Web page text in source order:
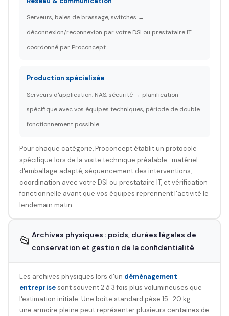
Serveurs, baies de brassage, switches →
déconnexion/reconnexion par votre DSI ou prestataire IT
coordonné par Proconcept
Production spécialisée
Serveurs d'application, NAS, sécurité → planification
spécifique avec vos équipes techniques, période de double
fonctionnement possible
Pour chaque catégorie, Proconcept établit un protocole
spécifique lors de la visite technique préalable : matériel
d'emballage adapté, séquencement des interventions,
coordination avec votre DSI ou prestataire IT, et vérification
fonctionnelle avant que vos équipes reprennent l'activité le
lendemain matin.
📂 Archives physiques : poids, durées légales de
conservation et gestion de la confidentialité
Les archives physiques lors d'un déménagement
entreprisesont souvent 2 à 3 fois plus volumineuses que
l'estimation initiale. Une boîte standard pèse 15–20 kg —
une armoire pleine peut représenter plusieurs centaines de